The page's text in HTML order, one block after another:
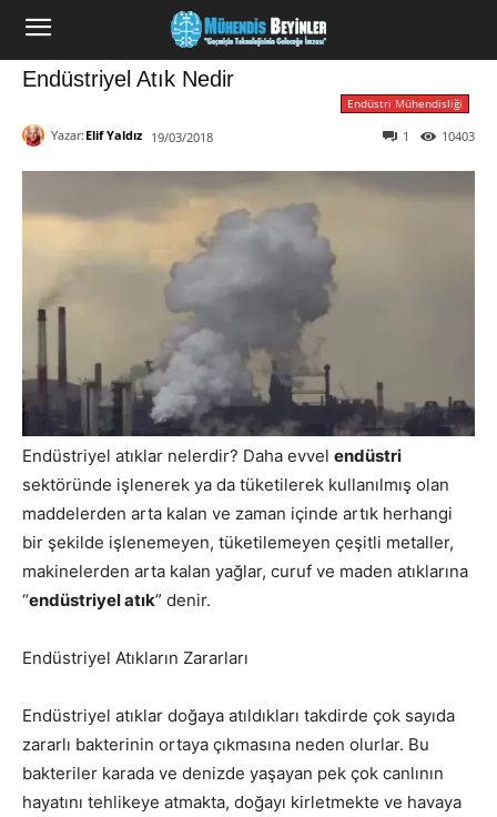
Endüstriyel Atık Nedir
Endüstri Mühendisliği
Yazar: Elif Yaldız 19/03/2018 10403
1
Endüstriyel atıklar nelerdir? Daha evvel endüstri
sektöründe işlenerek ya da tüketilerek kullanılmış olan
maddelerden arta kalan ve zaman içinde artık herhangi
bir şekilde işlenemeyen, tüketilemeyen çeşitli metaller,
makinelerden arta kalan yağlar, curuf ve maden atıklarına
“endüstriyel atık” denir.
Endüstriyel Atıkların Zararları
Endüstriyel atıklar doğaya atıldıkları takdirde çok sayıda
zararlı bakterinin ortaya çıkmasına neden olurlar. Bu
bakteriler karada ve denizde yaşayan pek çok canlının
hayatını tehlikeye atmakta, doğayı kirletmekte ve havaya